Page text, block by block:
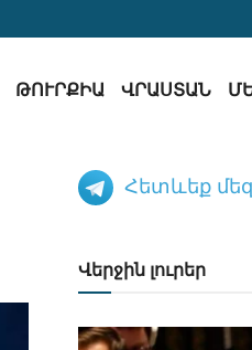
ԹՈՒՐՔԻԱ ՎՐԱՍՏԱՆ
Հետևեք
Վերջին լուրեր